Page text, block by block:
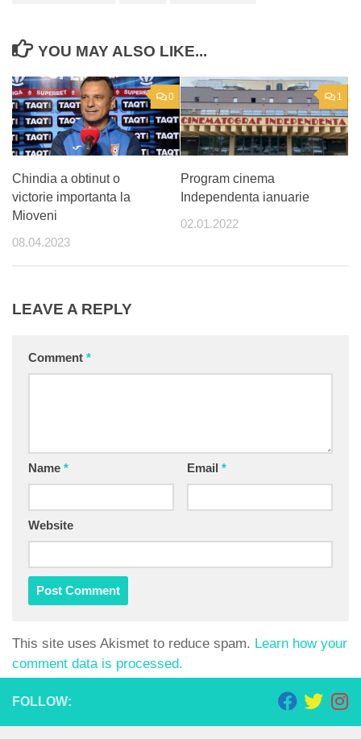
YOU MAY ALSO LIKE...
0
Chindia a obtinut o
victorie importanta la
Mioveni
08.04.2023
1
Program cinema
Independenta ianuarie
02.01.2022
LEAVE A REPLY
Comment *
Name * Email *
Website
This site uses Akismet to reduce spam. Learn how your
comment data is processed.
FOLLOW: